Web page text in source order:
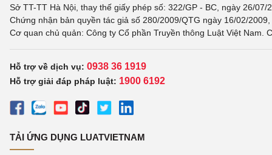
Sở TT-TT Hà Nội, thay thế giấy phép số: 322/GP - BC, ngày 26/
Chứng nhận bản quyền tác giả số 280/2009/QTG ngày 16/02/
Cơ quan chủ quản: Công ty Cổ phần Truyền thông Luật Việt Nam.
Hỗ trợ về dịch vụ: 0938 36 1919
Hỗ trợ giải đáp pháp luật: 1900 6192
TẢI ỨNG DỤNG LUATVIETNAM